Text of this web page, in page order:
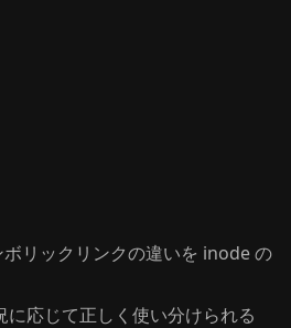
リックリンクの違いを inode の
に応じて正しく使い分けられる